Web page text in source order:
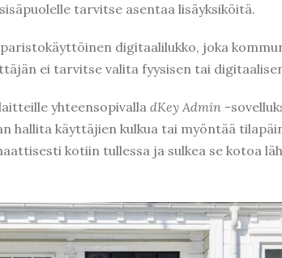
tarvitse asentaa lisäyksiköitä.
digitaalilukko, joka
ei tarvitse valita fyysisen tai
yhteensopivalla dKey Admin -
hallita käyttäjien kulkua tai myöntää
kotiin tullessa ja sulkea se kotoa